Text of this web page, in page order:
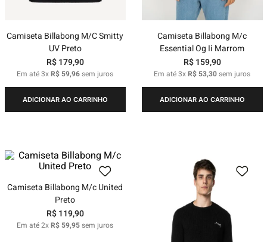
Camiseta Billabong M/C Smitty
UV Preto
R$ 179,90
Em até3xR$ 59,96sem juros
ADICIONAR AO CARRINHO
Camiseta Billabong M/c
Essential Og Ii Marrom
R$ 159,90
Em até3xR$ 53,30sem juros
ADICIONAR AO CARRINHO
Camiseta Billabong M/c United
Preto
R$ 119,90
Em até2xR$ 59,95sem juros